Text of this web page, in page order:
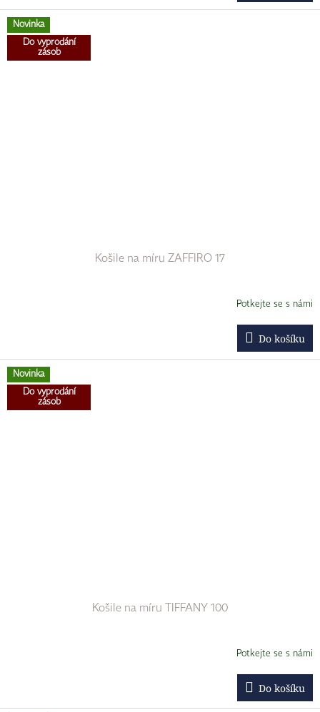
Novinka
Do vyprodání
zásob
Košile na míru ZAFFIRO 17
Potkejte se s námi
Do košíku
Novinka
Do vyprodání
zásob
Košile na míru TIFFANY 100
Potkejte se s námi
Do košíku